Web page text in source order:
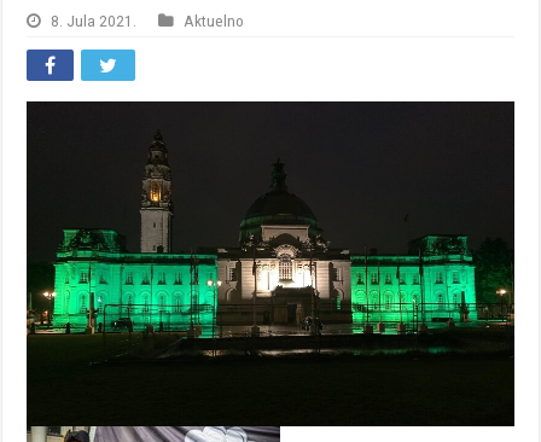
8. Jula 2021. Aktuelno